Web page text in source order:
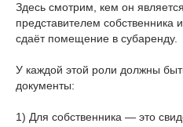
Здесь смотрим, кем он
представителем собственника
сдаёт помещение в субаренду.
У каждой этой роли должны
документы:
1) Для собственника — это